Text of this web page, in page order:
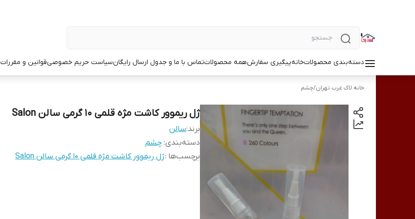
دسته‌بندی محصولاتخانهپیگیری سفارشهمه محصولاتتماس با ما و جدول ارسال رایگانسیاست حریم خصوصیقوانین و مقررات
خانه لاک غرب تهران/چشم
ژل ریموور کاشت مژه قلمی 10 گرمی سالن Salon
برند:سالن
دسته‌بندی: چشم
برچسب‌ها :ژل ریموور کاشت مژه قلمی 10 گرمی سالن Salon